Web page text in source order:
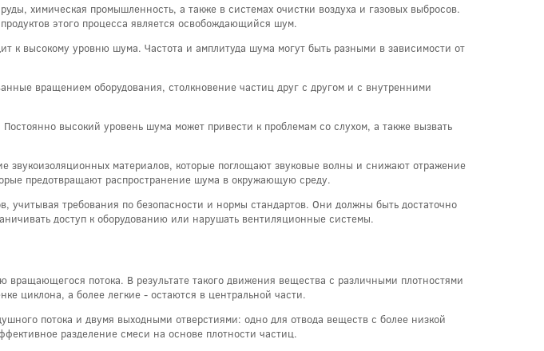
химическая промышленность, а также в системах очистки воздуха и газовых выбросов.
этого процесса является освобождающийся шум.
к высокому уровню шума. Частота и амплитуда шума могут быть разными в зависимости от
вращением оборудования, столкновение частиц друг с другом и с внутренними
высокий уровень шума может привести к проблемам со слухом, а также вызвать
материалов, которые поглощают звуковые волны и снижают отражение
предотвращают распространение шума в окружающую среду.
требования по безопасности и нормы стандартов. Они должны быть достаточно
доступ к оборудованию или нарушать вентиляционные системы.
потока. В результате такого движения вещества с различными плотностями
циклона, а более легкие - остаются в центральной части.
потока и двумя выходными отверстиями: одно для отвода веществ с более низкой
разделение смеси на основе плотности частиц.